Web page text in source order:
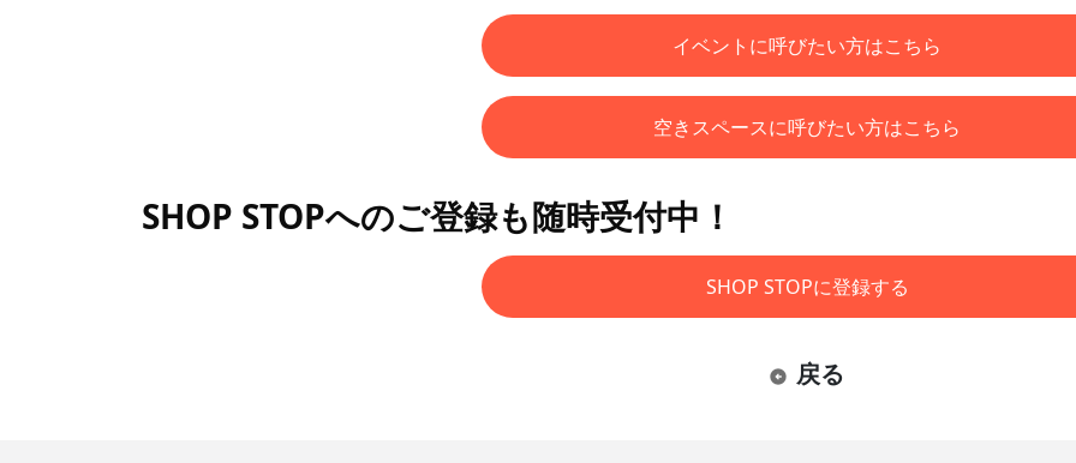
イベントに呼びたい方はこちら
空きスペースに呼びたい方はこちら
SHOP STOPへのご登録も随時受付中！
SHOP STOPに登録する
戻る